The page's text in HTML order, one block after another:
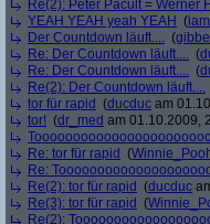
Re(2): Peter Pacult = Werner
YEAH YEAH yeah YEAH (
Der Countdown läuft.... (
Re: Der Countdown läuft.... (
Re: Der Countdown läuft.... (
Re(2): Der Countdown läuft....
tor für rapid (ducduc am
tor! (dr_med am 01.10.2009,
Re: tor für rapid (
Re:
Re(2): tor für rapid (ducduc
Re(3): tor für rapid (
Re(2):